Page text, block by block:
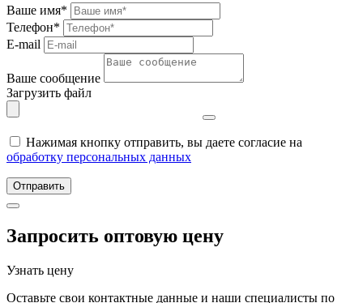
Ваше имя*
Телефон*
E-mail
Ваше сообщение
Загрузить файл
Нажимая кнопку отправить, вы даете согласие на
обработку персональных данных
Отправить
Запросить оптовую цену
Узнать цену
Оставьте свои контактные данные и наши специалисты по